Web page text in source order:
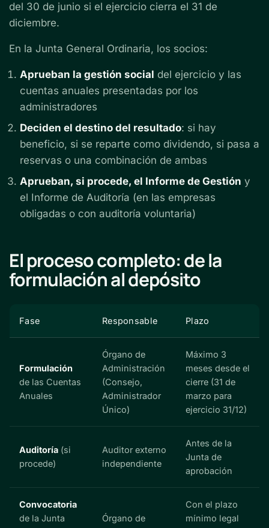
del 30 de junio si el ejercicio cierra el 31 de
diciembre.
En la Junta General Ordinaria, los socios:
Aprueban la gestión social del ejercicio y las
cuentas anuales presentadas por los
administradores
Deciden el destino del resultado: si hay
beneficio, si se reparte como dividendo, si pasa a
reservas o una combinación de ambas
Aprueban, si procede, el Informe de Gestión y
el Informe de Auditoría (en las empresas
obligadas o con auditoría voluntaria)
El proceso completo: de la
formulación al depósito
Fase Responsable Plazo
Formulación
de las Cuentas
Anuales
Órgano de
Administración
(Consejo,
Administrador
Único)
Máximo 3
meses desde el
cierre (31 de
marzo para
ejercicio 31/12)
Auditoría (si
procede)
Auditor externo
independiente
Antes de la
Junta de
aprobación
Convocatoria
de la Junta
Órgano de
Con el plazo
mínimo legal